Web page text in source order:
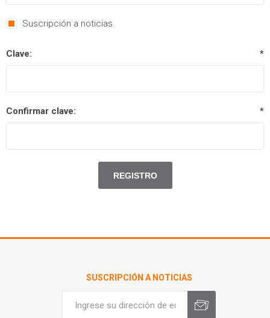
Suscripción a noticias
Clave: *
Confirmar clave: *
SUSCRIPCIÓN A NOTICIAS